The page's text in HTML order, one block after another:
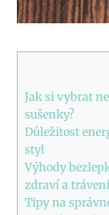
Jak si vybrat
sušenky?
Důležitost
styl
Výhody
zdraví a trávení
Tipy na